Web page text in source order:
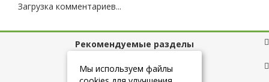
Загрузка комментариев...
Рекомендуемые разделы
Полезные ссылки
Мы используем файлы